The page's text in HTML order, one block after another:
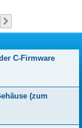
e
C-Firmware
(zum